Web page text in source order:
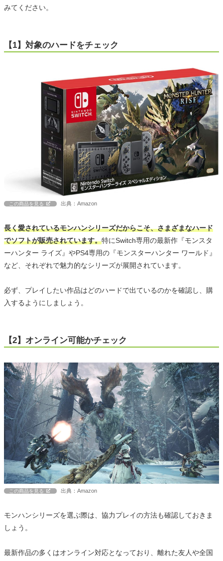
みてください。
【1】対象のハードをチェック
この商品を見る 出典：Amazon
長く愛されているモンハンシリーズだからこそ、さまざまなハード
でソフトが販売されています。特にSwitch専用の最新作『モンスタ
ーハンター ライズ』やPS4専用の『モンスターハンター ワールド』
など、それぞれで魅力的なシリーズが展開されています。
必ず、プレイしたい作品はどのハードで出ているのかを確認し、購
入するようにしましょう。
【2】オンライン可能かチェック
この商品を見る 出典：Amazon
モンハンシリーズを選ぶ際は、協力プレイの方法も確認しておきま
しょう。
最新作品の多くはオンライン対応となっており、離れた友人や全国